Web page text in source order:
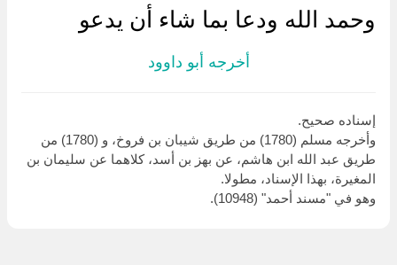
وحمد الله ودعا بما شاء أن يدعو
أخرجه أبو داوود
إسناده صحيح.
وأخرجه مسلم (1780) من طريق شيبان بن فروخ، و (1780) من
طريق عبد الله ابن هاشم، عن بهز بن أسد، كلاهما عن سليمان بن
المغيرة، بهذا الإسناد، مطولا.
وهو في "مسند أحمد" (10948).